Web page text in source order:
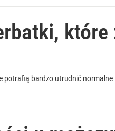
które
potrafią bardzo utrudnić